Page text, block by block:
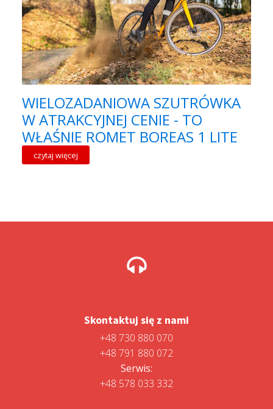
WIELOZADANIOWA SZUTRÓWKA
W ATRAKCYJNEJ CENIE - TO
WŁAŚNIE ROMET BOREAS 1 LITE
czytaj więcej
Skontaktuj się z nami
+48 730 880 070
+48 791 880 072
Serwis:
+48 578 033 332